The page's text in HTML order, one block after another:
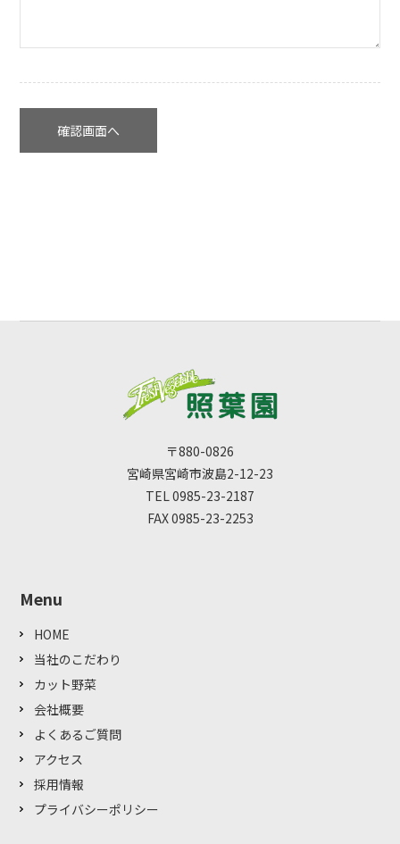
〒880-0826
宮崎県宮崎市波島2-12-23
TEL 0985-23-2187
FAX 0985-23-2253
Menu
HOME
当社のこだわり
カット野菜
会社概要
よくあるご質問
アクセス
採用情報
プライバシーポリシー